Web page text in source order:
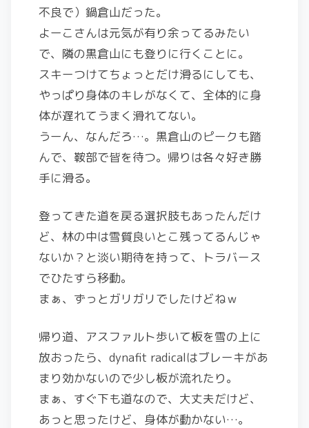
不良で）鍋倉山だった。
よーこさんは元気が有り余ってるみたい
で、隣の黒倉山にも登りに行くことに。
スキーつけてちょっとだけ滑るにしても、
やっぱり身体のキレがなくて、全体的に身
体が遅れてうまく滑れてない。
うーん、なんだろ…。黒倉山のピークも踏
んで、鞍部で皆を待つ。帰りは各々好き勝
手に滑る。
登ってきた道を戻る選択肢もあったんだけ
ど、林の中は雪質良いとこ残ってるんじゃ
ないか？と淡い期待を持って、トラバース
でひたすら移動。
まぁ、ずっとガリガリでしたけどねｗ
帰り道、アスファルト歩いて板を雪の上に
放おったら、dynafit radicalはブレーキがあ
まり効かないので少し板が流れたり。
まぁ、すぐ下も道なので、大丈夫だけど、
あっと思ったけど、身体が動かない…。